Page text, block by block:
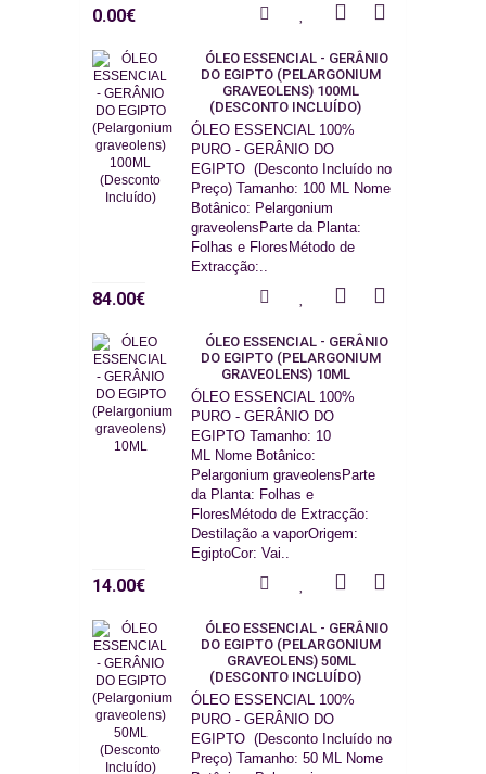
0.00€
ÓLEO ESSENCIAL - GERÂNIO
DO EGIPTO (PELARGONIUM
GRAVEOLENS) 100ML
(DESCONTO INCLUÍDO)
ÓLEO ESSENCIAL 100%
PURO - GERÂNIO DO
EGIPTO (Desconto Incluído no
Preço) Tamanho: 100 ML Nome
Botânico: Pelargonium
graveolensParte da Planta:
Folhas e FloresMétodo de
Extracção:..
84.00€
ÓLEO ESSENCIAL - GERÂNIO
DO EGIPTO (PELARGONIUM
GRAVEOLENS) 10ML
ÓLEO ESSENCIAL 100%
PURO - GERÂNIO DO
EGIPTO Tamanho: 10
ML Nome Botânico:
Pelargonium graveolensParte
da Planta: Folhas e
FloresMétodo de Extracção:
Destilação a vaporOrigem:
EgiptoCor: Vai..
14.00€
ÓLEO ESSENCIAL - GERÂNIO
DO EGIPTO (PELARGONIUM
GRAVEOLENS) 50ML
(DESCONTO INCLUÍDO)
ÓLEO ESSENCIAL 100%
PURO - GERÂNIO DO
EGIPTO (Desconto Incluído no
Preço) Tamanho: 50 ML Nome